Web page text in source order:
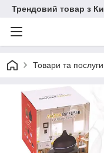
Трендовий товар з
Товари та послуги